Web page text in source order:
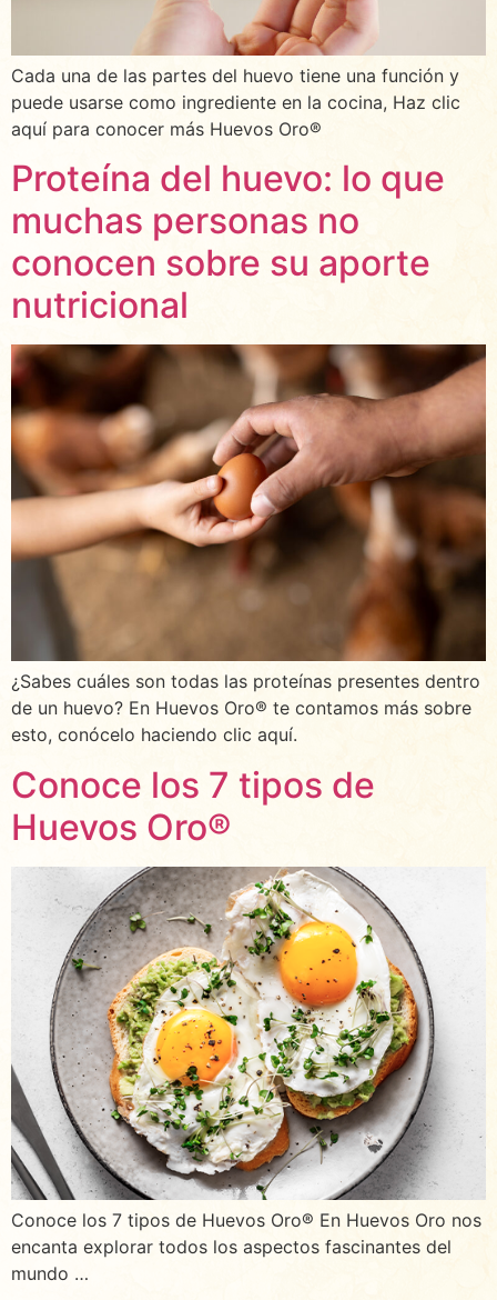
Cada una de las partes del huevo tiene una función y
puede usarse como ingrediente en la cocina, Haz clic
aquí para conocer más Huevos Oro®
Proteína del huevo: lo que
muchas personas no
conocen sobre su aporte
nutricional
¿Sabes cuáles son todas las proteínas presentes dentro
de un huevo? En Huevos Oro® te contamos más sobre
esto, conócelo haciendo clic aquí.
Conoce los 7 tipos de
Huevos Oro®
Conoce los 7 tipos de Huevos Oro® En Huevos Oro nos
encanta explorar todos los aspectos fascinantes del
mundo …